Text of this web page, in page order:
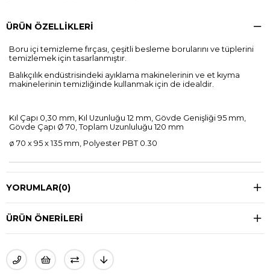
ÜRÜN ÖZELLIKLERI
Boru içi temizleme fırçası, çeşitli besleme borularını ve tüplerini
temizlemek için tasarlanmıştır.
Balıkçılık endüstrisindeki ayıklama makinelerinin ve et kıyma
makinelerinin temizliğinde kullanmak için de idealdir.
Kıl Çapı 0,30 mm, Kıl Uzunluğu 12 mm, Gövde Genişliği 95 mm,
Gövde Çapı Ø 70, Toplam Uzunluluğu 120 mm
ø 70 x 95 x 135 mm, Polyester PBT 0.30
YORUMLAR(0)
ÜRÜN ÖNERILERI